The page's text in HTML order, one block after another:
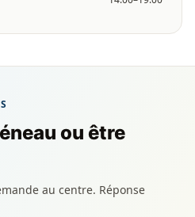
ou être
au centre. Réponse